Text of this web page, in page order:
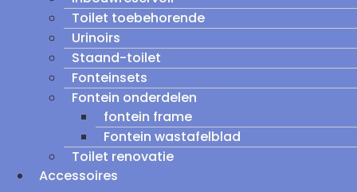
Toilet toebehorende
Urinoirs
Staand-toilet
Fonteinsets
Fontein onderdelen
fontein frame
Fontein wastafelblad
Toilet renovatie
Accessoires